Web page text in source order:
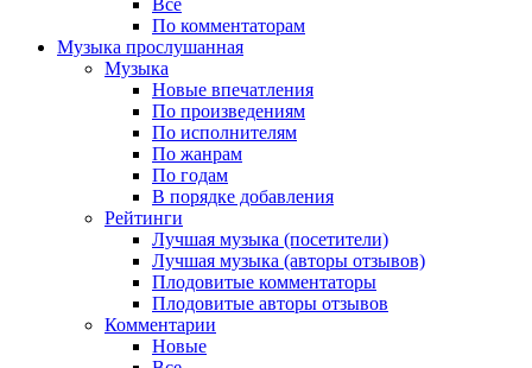
По комментаторам
Музыка прослушанная
Музыка
Новые впечатления
По произведениям
По исполнителям
По жанрам
По годам
В порядке добавления
Рейтинги
Лучшая музыка (посетители)
Лучшая музыка (авторы отзывов)
Плодовитые комментаторы
Плодовитые авторы отзывов
Комментарии
Новые